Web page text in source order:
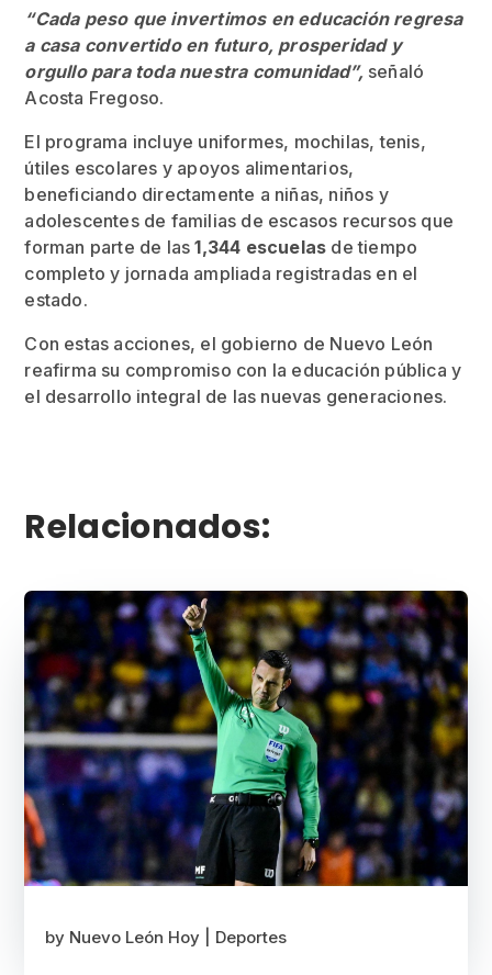
“Cada peso que invertimos en educación regresa
a casa convertido en futuro, prosperidad y
orgullo para toda nuestra comunidad”, señaló
Acosta Fregoso.
El programa incluye uniformes, mochilas, tenis,
útiles escolares y apoyos alimentarios,
beneficiando directamente a niñas, niños y
adolescentes de familias de escasos recursos que
forman parte de las1,344 escuelas de tiempo
completo y jornada ampliada registradas en el
estado.
Con estas acciones, el gobierno de Nuevo León
reafirma su compromiso con la educación pública y
el desarrollo integral de las nuevas generaciones.
Relacionados:
by Nuevo León Hoy Deportes